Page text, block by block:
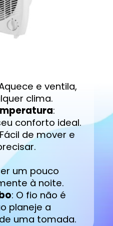
e ventila,
clima.
:
conforto ideal.
de mover e
um pouco
à noite.
: O fio não é
planeje a
uma tomada.